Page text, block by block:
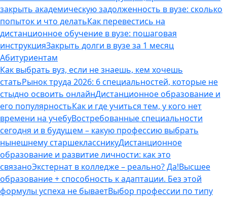
закрыть академическую задолженность в вузе: сколько
попыток и что делатьКак перевестись на
дистанционное обучение в вузе: пошаговая
инструкцияЗакрыть долги в вузе за 1 месяц
Абитуриентам
Как выбрать вуз, если не знаешь, кем хочешь
статьРынок труда 2026: 6 специальностей, которые не
стыдно освоить онлайнДистанционное образование и
его популярностьКак и где учиться тем, у кого нет
времени на учебуВостребованные специальности
сегодня и в будущем – какую профессию выбрать
нынешнему старшеклассникуДистанционное
образование и развитие личности: как это
связаноЭкстернат в колледже – реально? Да!Высшее
образование + способность к адаптации. Без этой
формулы успеха не бываетВыбор профессии по типу